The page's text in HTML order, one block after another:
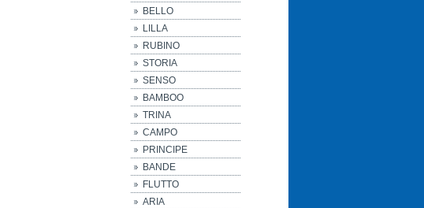
BELLO
LILLA
RUBINO
STORIA
SENSO
BAMBOO
TRINA
CAMPO
PRINCIPE
BANDE
FLUTTO
ARIA